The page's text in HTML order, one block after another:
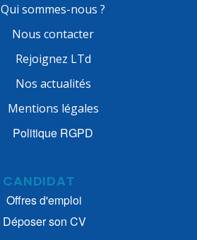
Qui sommes-nous ?
Nous contacter
Rejoignez LTd
Nos actualités
Mentions légales
Politique RGPD
CANDIDAT
Offres d'emploi
Déposer son CV